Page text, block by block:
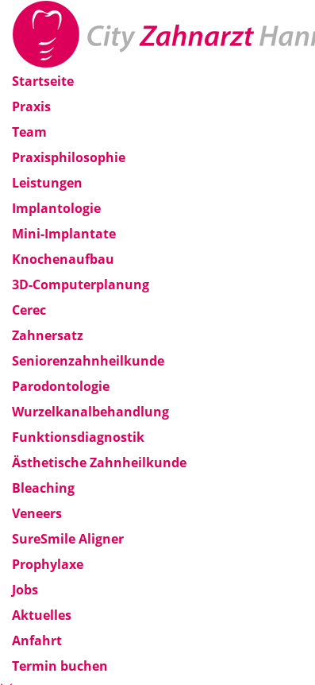
Startseite
Praxis
Team
Praxisphilosophie
Leistungen
Implantologie
Mini-Implantate
Knochenaufbau
3D-Computerplanung
Cerec
Zahnersatz
Seniorenzahnheilkunde
Parodontologie
Wurzelkanalbehandlung
Funktionsdiagnostik
Ästhetische Zahnheilkunde
Bleaching
Veneers
SureSmile Aligner
Prophylaxe
Jobs
Aktuelles
Anfahrt
Termin buchen